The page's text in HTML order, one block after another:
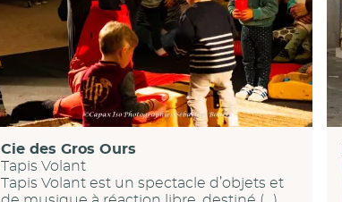
Cie des Gros Ours
Tapis Volant
Tapis Volant est un spectacle d’objets et